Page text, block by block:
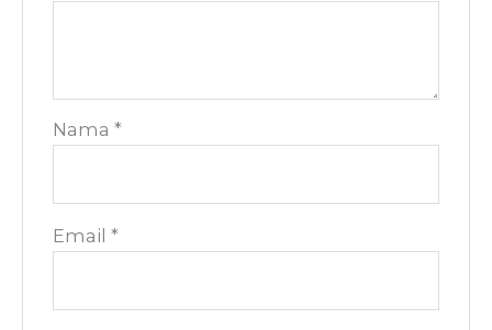
Nama*
Email*